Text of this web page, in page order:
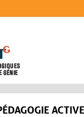
ACTIVE